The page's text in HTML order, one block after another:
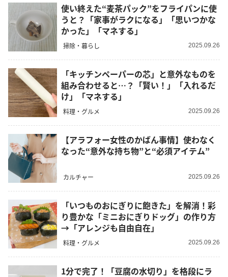
使い終えた“麦茶パック”をフライパンに使
うと？「家事がラクになる」「思いつかな
かった」「マネする」
掃除・暮らし 2025.09.26
「キッチンペーパーの芯」と意外なものを
組み合わせると…？「賢い！」「入れるだ
け」「マネする」
料理・グルメ 2025.09.26
【アラフォー女性のかばん事情】使わなく
なった“意外な持ち物”と“必須アイテム”
カルチャー 2025.09.26
「いつものおにぎりに飽きた」を解消！彩
り豊かな「ミニおにぎりドッグ」の作り方
→「アレンジも自由自在」
料理・グルメ 2025.09.26
1分で完了！「豆腐の水切り」を格段にラ